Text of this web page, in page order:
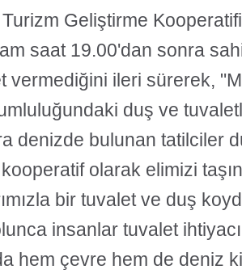
Geliştirme
saat 19.00'dan sonra
vermediğini ileri sürerek,
duş ve
denizde bulunan tatilciler
olarak elimizi
bir tuvalet ve duş
insanlar tuvalet
hem çevre hem de deniz